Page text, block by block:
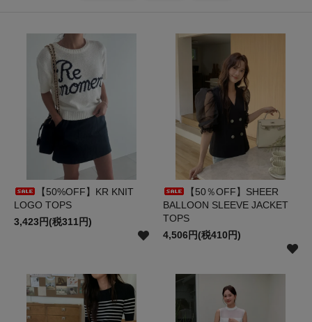
【50%OFF】KR KNIT
LOGO TOPS
3,423円(税311円)
【50％OFF】SHEER
BALLOON SLEEVE JACKET
TOPS
4,506円(税410円)